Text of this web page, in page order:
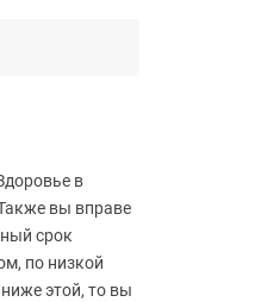
в
вы вправе
срок
по низкой
этой, то вы